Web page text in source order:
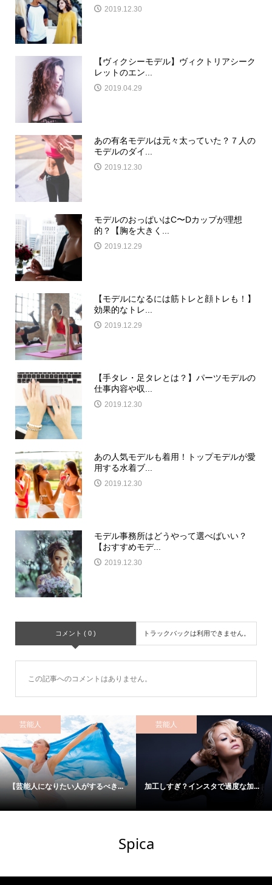
2019.12.30
【ヴィクシーモデル】ヴィクトリアシーク
レットのエン...
2019.04.29
あの有名モデルは元々太っていた？７人の
モデルのダイ...
2019.12.30
モデルのおっぱいはC〜Dカップが理想
的？【胸を大きく...
2019.12.29
【モデルになるには筋トレと顔トレも！】
効果的なトレ...
2019.12.29
【手タレ・足タレとは？】パーツモデルの
仕事内容や収...
2019.12.30
あの人気モデルも着用！トップモデルが愛
用する水着ブ...
2019.12.30
モデル事務所はどうやって選べばいい？
【おすすめモデ...
2019.12.30
コメント ( 0 ) トラックバックは利用できません。
この記事へのコメントはありません。
芸能人
【芸能人になりたい人がするべき...
芸能人
加工しすぎ？インスタで過度な加...
Spica